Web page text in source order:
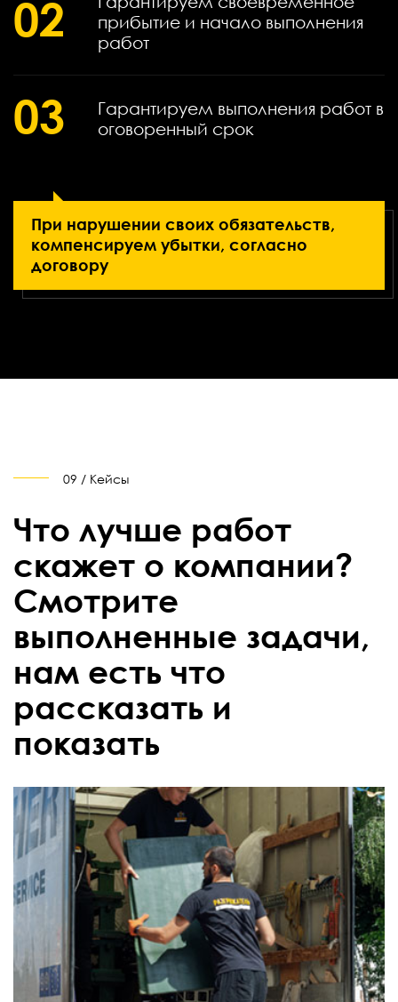
02
прибытие и начало выполнения
работ
03
Гарантируем выполнения работ в
оговоренный срок
При нарушении своих обязательств,
компенсируем убытки, согласно
договору
09 / Кейсы
Что лучше работ
скажет о компании?
Смотрите
выполненные задачи,
нам есть что
рассказать и
показать